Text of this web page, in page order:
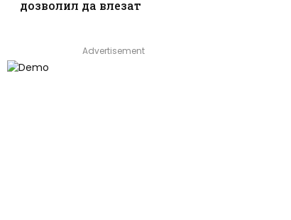
дозволил да влезат
Advertisement